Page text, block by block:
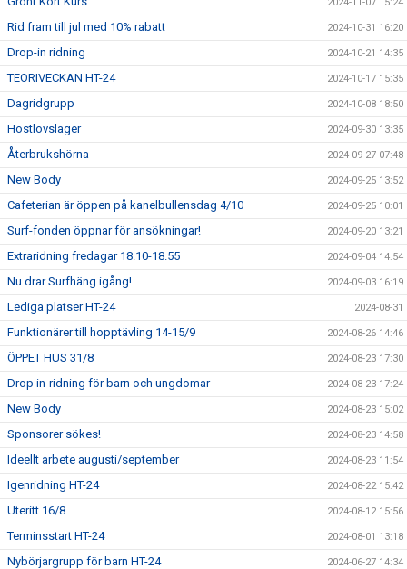
Rid fram till jul med 10% rabatt 2024-10-31 16:20
Drop-in ridning 2024-10-21 14:35
TEORIVECKAN HT-24 2024-10-17 15:35
Dagridgrupp 2024-10-08 18:50
Höstlovsläger 2024-09-30 13:35
Återbrukshörna 2024-09-27 07:48
New Body 2024-09-25 13:52
Cafeterian är öppen på kanelbullensdag 4/10 2024-09-25 10:01
Surf-fonden öppnar för ansökningar! 2024-09-20 13:21
Extraridning fredagar 18.10-18.55 2024-09-04 14:54
Nu drar Surfhäng igång! 2024-09-03 16:19
Lediga platser HT-24 2024-08-31
Funktionärer till hopptävling 14-15/9 2024-08-26 14:46
ÖPPET HUS 31/8 2024-08-23 17:30
Drop in-ridning för barn och ungdomar 2024-08-23 17:24
New Body 2024-08-23 15:02
Sponsorer sökes! 2024-08-23 14:58
Ideellt arbete augusti/september 2024-08-23 11:54
Igenridning HT-24 2024-08-22 15:42
Uteritt 16/8 2024-08-12 15:56
Terminsstart HT-24 2024-08-01 13:18
Nybörjargrupp för barn HT-24 2024-06-27 14:34